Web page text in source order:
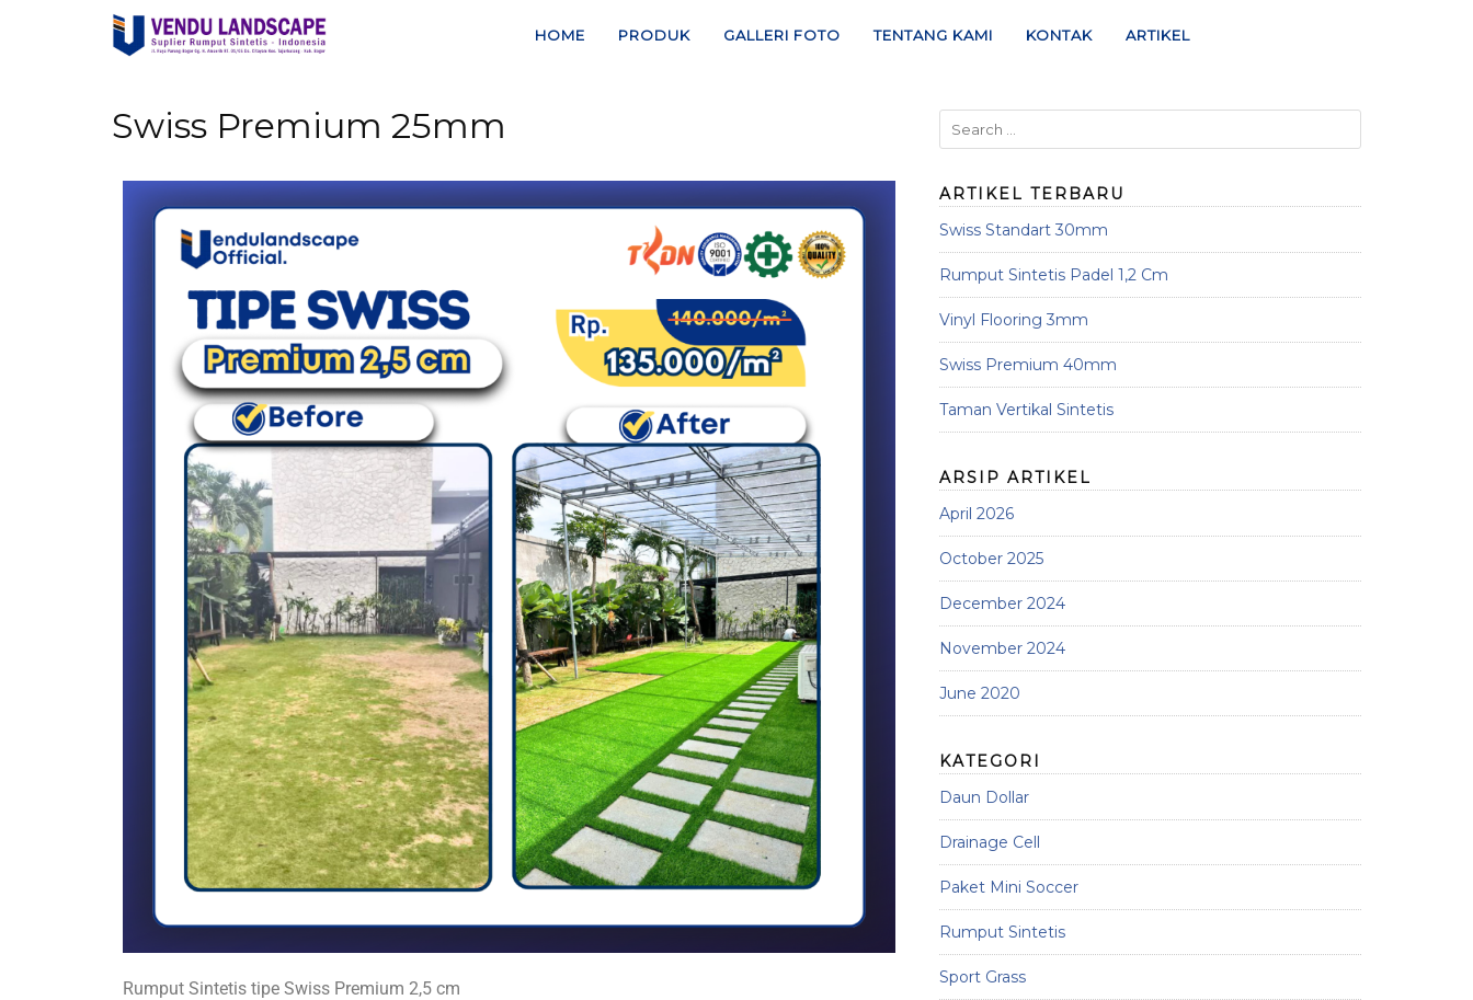
HOME PRODUK GALLERI FOTO TENTANG KAMI KONTAK ARTIKEL
Swiss Premium 25mm
Rumput Sintetis tipe Swiss Premium 2,5 cm
ARTIKEL TERBARU
Swiss Standart 30mm
Rumput Sintetis Padel 1,2 Cm
Vinyl Flooring 3mm
Swiss Premium 40mm
Taman Vertikal Sintetis
ARSIP ARTIKEL
April 2026
October 2025
December 2024
November 2024
June 2020
KATEGORI
Daun Dollar
Drainage Cell
Paket Mini Soccer
Rumput Sintetis
Sport Grass